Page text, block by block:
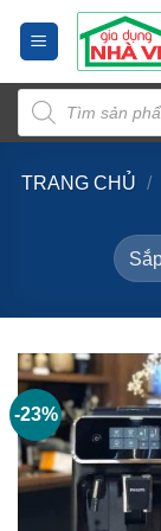
dung
Tìm
kiếm
sản
phẩm
TRANG CHỦ /
-23%